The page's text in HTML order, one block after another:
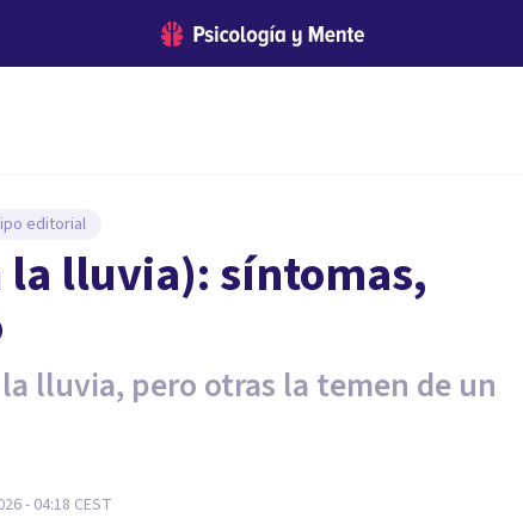
editorial
lluvia): síntomas,
lluvia, pero otras la temen de un
- 04:18 CEST